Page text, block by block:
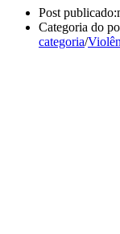
Post publicado:
Categoria do
categoria/